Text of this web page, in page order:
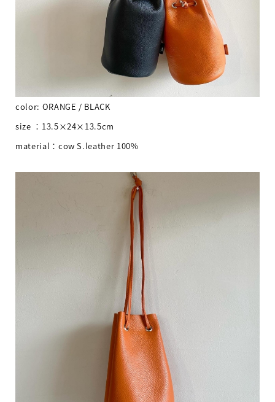
color: ORANGE / BLACK
size ：13.5×24×13.5cm
material：cow S.leather 100%